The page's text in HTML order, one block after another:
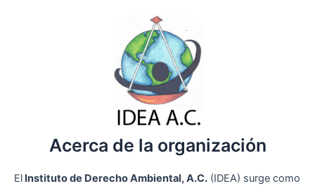
Acerca de la organización
El Instituto de Derecho Ambiental, A.C. (IDEA) surge como